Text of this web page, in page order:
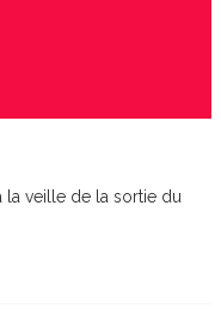
la veille de la sortie du